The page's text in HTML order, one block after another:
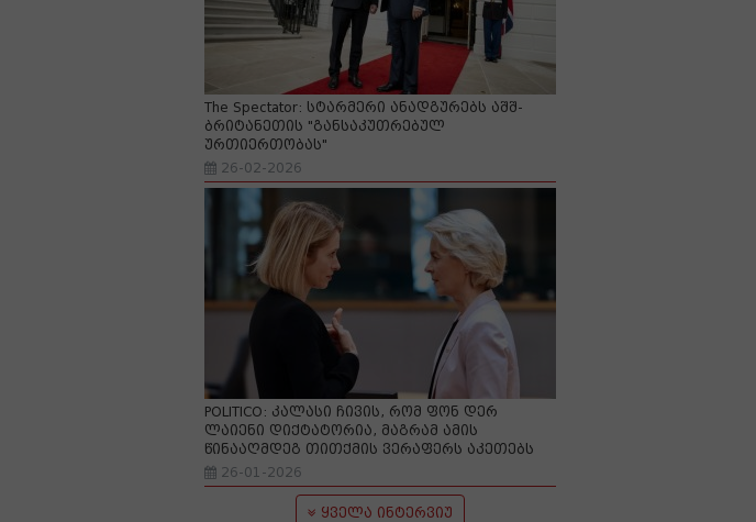
The Spectator: სტარმერი ანადგურებს აშშ-
ბრიტანეთის "განსაკუთრებულ
ურთიერთობას"
26-02-2026
POLITICO: კალასი ჩივის, რომ ფონ დერ
ლაიენი დიქტატორია, მაგრამ ამის
წინააღმდეგ თითქმის ვერაფერს აკეთებს
26-01-2026
ყველა ინტერვიუ